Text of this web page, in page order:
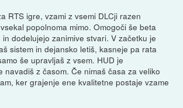
RTS igre, vzami z vsemi DLCji razen
popolnoma mimo. Omogoči še beta
dodelujejo zanimive stvari. V začetku je
sistem in dejansko letiš, kasneje pa rata
še upravljaš z vsem. HUD je
navadiš z časom. Če nimaš časa za veliko
ker grajenje ene kvalitetne postaje vzame